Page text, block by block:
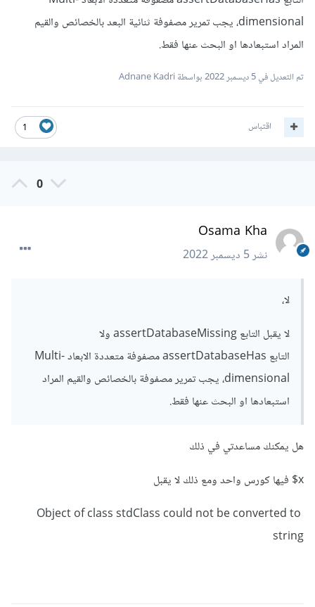
dimensional، يجب تمرير مصفوفة ثنائية البعد بالخصائص والقيم
المراد استبعادها او البحث عنها فقط.
تم التعديل في5 ديسمبر 2022 بواسطة Adnane Kadri
1 اقتباس
0
Osama Kha
نشر5 ديسمبر 2022
لا،
لا يقبل التابع assertDatabaseMissing ولا
التابع assertDatabaseHas مصفوفة متعددة الابعاد Multi-
dimensional، يجب تمرير مصفوفة بالخصائص والقيم المراد
استبعادها او البحث عنها فقط.
هل يمكنك مساعدتي في ذلك
x$ فيها كورس واحد ومع ذلك لا يقبل
Object of class stdClass could not be converted to
string